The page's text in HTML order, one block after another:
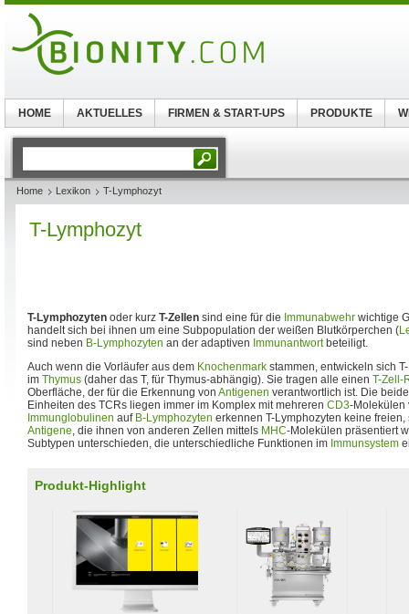
Home Lexikon T-Lymphozyt
T-Lymphozyt
T-Lymphozyten oder kurz T-Zellen sind eine für die Immunabwehr wichtige
handelt sich bei ihnen um eine Subpopulation der weißen Blutkörperchen (
sind neben B-Lymphozyten an der adaptiven Immunantwortbeteiligt.
Auch wenn die Vorläufer aus dem Knochenmark stammen, entwickeln sich
im Thymus (daher das T, für Thymus-abhängig). Sie tragen alle einen T-Zell-
Oberfläche, der für die Erkennung von Antigenen verantwortlich ist. Die
Einheiten des TCRs liegen immer im Komplex mit mehreren CD3-Molekülen
Immunglobulinen auf B-Lymphozyten erkennen T-Lymphozyten keine
Antigene, die ihnen von anderen Zellen mittels MHC-Molekülen präsentiert
Subtypen unterschieden, die unterschiedliche Funktionen im Immunsystem
Produkt-Highlight
HOME AKTUELLES FIRMEN & START-UPS PRODUKTE